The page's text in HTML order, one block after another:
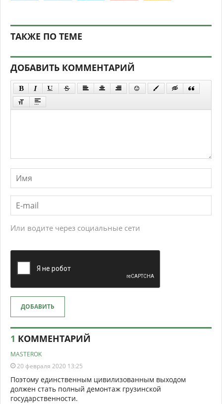
ТАКЖЕ ПО ТЕМЕ
ДОБАВИТЬ КОММЕНТАРИЙ
Или водите через социальные сети
ДОБАВИТЬ
1 КОММЕНТАРИЙ
MASTEROK
20 февраля 2020 13:25
Поэтому единственным цивилизованным выходом
должен стать полный демонтаж грузинской
государственности.